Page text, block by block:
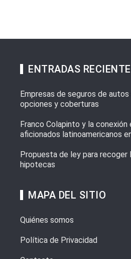
ENTRADAS
Empresas de seguros de autos
opciones y coberturas
Franco Colapinto y la
aficionados latinoamericanos
Propuesta de ley para recoger
hipotecas
MAPA DEL SITIO
Quiénes somos
Política de Privacidad